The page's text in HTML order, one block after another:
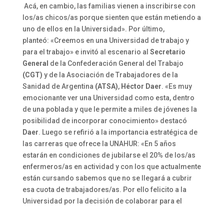
Acá, en cambio, las familias vienen a inscribirse con
los/as chicos/as porque sienten que están metiendo a
uno de ellos en la Universidad». Por último,
planteó: «Creemos en una Universidad de trabajo y
para el trabajo» e invitó al escenario al Secretario
General de la Confederación General del Trabajo
(CGT) y de la Asociación de Trabajadores de la
Sanidad de Argentina (ATSA),Héctor Daer. «Es muy
emocionante ver una Universidad como esta, dentro
de una poblada y que le permite a miles de jóvenes la
posibilidad de incorporar conocimiento» destacó
Daer. Luego se refirió a la importancia estratégica de
las carreras que ofrece la UNAHUR: «En 5 años
estarán en condiciones de jubilarse el 20% de los/as
enfermeros/as en actividad y con los que actualmente
están cursando sabemos que no se llegará a cubrir
esa cuota de trabajadores/as. Por ello felicito a la
Universidad por la decisión de colaborar para el